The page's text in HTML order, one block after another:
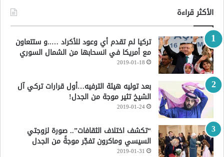
الأكثر قراءة
تركيا لم تقدم أي وعود للأكراد …..و ستتعاون
مع أمريكا في انسحابها من الشمال السوري
2019-01-18
بعد توليه هيئة الترفيه…أول قرارات تركي آل
الشيخ تثير موجة من الجدل!
2019-01-24
“تكشف اختلاف الثقافات”.. صورة لزوجتي
السيسي وماكرون تفجّر موجةً من الجدل
2019-01-31